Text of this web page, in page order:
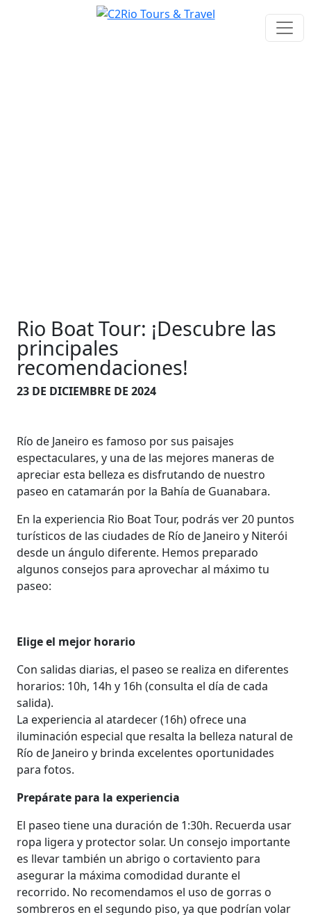
Rio Boat Tour: ¡Descubre las
principales
recomendaciones!
23 DE DICIEMBRE DE 2024
Río de Janeiro es famoso por sus paisajes
espectaculares, y una de las mejores maneras de
apreciar esta belleza es disfrutando de nuestro
paseo en catamarán por la Bahía de Guanabara.
En la experiencia Rio Boat Tour, podrás ver 20 puntos
turísticos de las ciudades de Río de Janeiro y Niterói
desde un ángulo diferente. Hemos preparado
algunos consejos para aprovechar al máximo tu
paseo:
Elige el mejor horario
Con salidas diarias, el paseo se realiza en diferentes
horarios: 10h, 14h y 16h (consulta el día de cada
salida).
La experiencia al atardecer (16h) ofrece una
iluminación especial que resalta la belleza natural de
Río de Janeiro y brinda excelentes oportunidades
para fotos.
Prepárate para la experiencia
El paseo tiene una duración de 1:30h. Recuerda usar
ropa ligera y protector solar. Un consejo importante
es llevar también un abrigo o cortaviento para
asegurar la máxima comodidad durante el
recorrido. No recomendamos el uso de gorras o
sombreros en el segundo piso, ya que podrían volar